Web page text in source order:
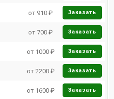
от 910 ₽ Заказать
от 700 ₽ Заказать
от 1000 ₽ Заказать
от 2200 ₽ Заказать
от 1600 ₽ Заказать